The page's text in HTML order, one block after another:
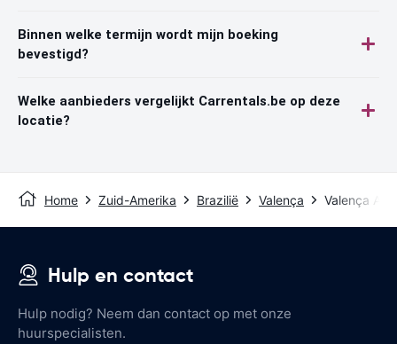
Binnen welke termijn wordt mijn boeking
bevestigd?
Welke aanbieders vergelijkt Carrentals.be op deze
locatie?
Home Zuid-Amerika Brazilië Valença Valença
Hulp en contact
Hulp nodig? Neem dan contact op met onze
huurspecialisten.